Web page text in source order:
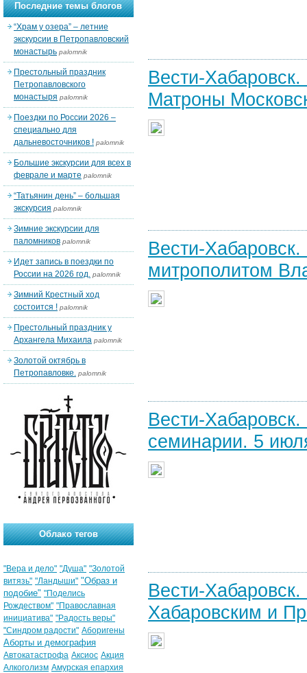
Вести-
Матроны
Вести-
митрополитом
Вести-
семинарии. 5
Вести-
Хабаровским и
Последние темы блогов
“Храм у озера” – летние
экскурсии в Петропавловский
монастырь palomnik
Престольный праздник
Петропавловского
монастыря palomnik
Поездки по России 2026 –
специально для
дальневосточников ! palomnik
Большие экскурсии для всех в
феврале и марте palomnik
“Татьянин день” – большая
экскурсия palomnik
Зимние экскурсии для
паломников palomnik
Идет запись в поездки по
России на 2026 год. palomnik
Зимний Крестный ход
состоится ! palomnik
Престольный праздник у
Архангела Михаила palomnik
Золотой октябрь в
Петропавловке. palomnik
Облако тегов
"Вера и дело" "Душа" "Золотой
витязь" "Ландыши" "Образ и
подобие" "Поделись
Рождеством" "Православная
инициатива" "Радость веры"
"Синдром радости" Аборигены
Аборты и демография
Автокатастрофа Аксиос Акция
Алкоголизм Амурская епархия